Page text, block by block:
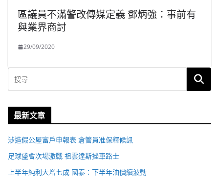
區議員不滿警改傳媒定義 鄧炳強：事前有
與業界商討
29/09/2020
最新文章
涉造假公屋富戶申報表 倉管員准保釋候訊
足球盛會次場激戰 祖雲達斯挫車路士
上半年純利大增七成 國泰：下半年油價續波動